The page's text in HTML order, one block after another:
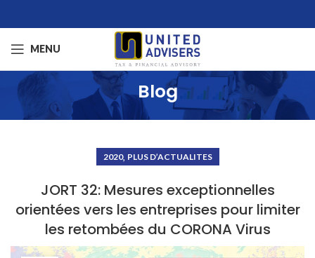
MENU
Blog
2020, PLUS D’ACTUALITES
JORT 32: Mesures exceptionnelles
orientées vers les entreprises pour limiter
les retombées du CORONA Virus